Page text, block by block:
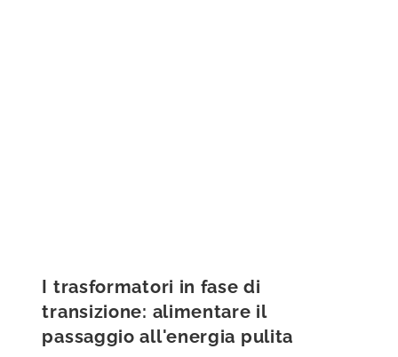
I trasformatori in fase di
transizione: alimentare il
passaggio all'energia pulita